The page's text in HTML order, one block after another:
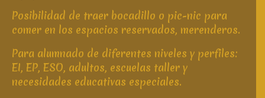
Posibilidad de traer bocadillo o pic-nic para
comer en los espacios reservados, merenderos.
Para alumnado de diferentes niveles y perfiles:
EI, EP, ESO, adultos, escuelas taller y
necesidades educativas especiales.